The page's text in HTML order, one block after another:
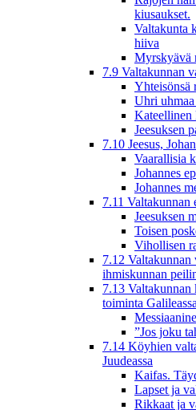
kiusaukset.
Valtakunta
hiiva
Myrskyävä
7.9 Valtakunnan
Yhteisönsä
Uhri
Jeesuksen
7.10 Jeesus,
Vaarallisia
Johannes
Johannes
7.11 Valtakunnan
Jeesuksen
Toisen
Vihollisen
7.12 Valtakunnan
ihmiskunnan
7.13
toiminta
”Jos joku
7.14 Köyhien
Juudeassa
Kaifas.
Lapset ja
Rikkaat ja